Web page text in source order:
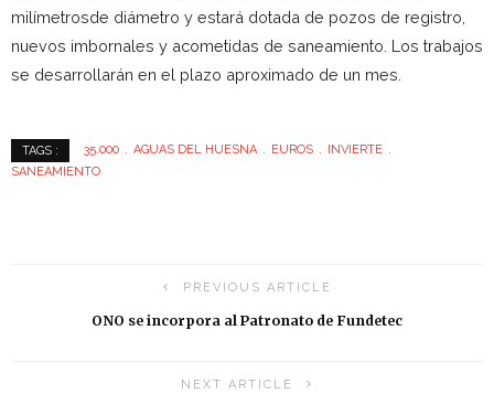
milímetrosde diámetro y estará dotada de pozos de registro,
nuevos imbornales y acometidas de saneamiento. Los trabajos
se desarrollarán en el plazo aproximado de un mes.
TAGS : 35.000 AGUAS DEL HUESNA EUROS
INVIERTE
SANEAMIENTO
PREVIOUS ARTICLE
ONO se incorpora al Patronato de Fundetec
NEXT ARTICLE